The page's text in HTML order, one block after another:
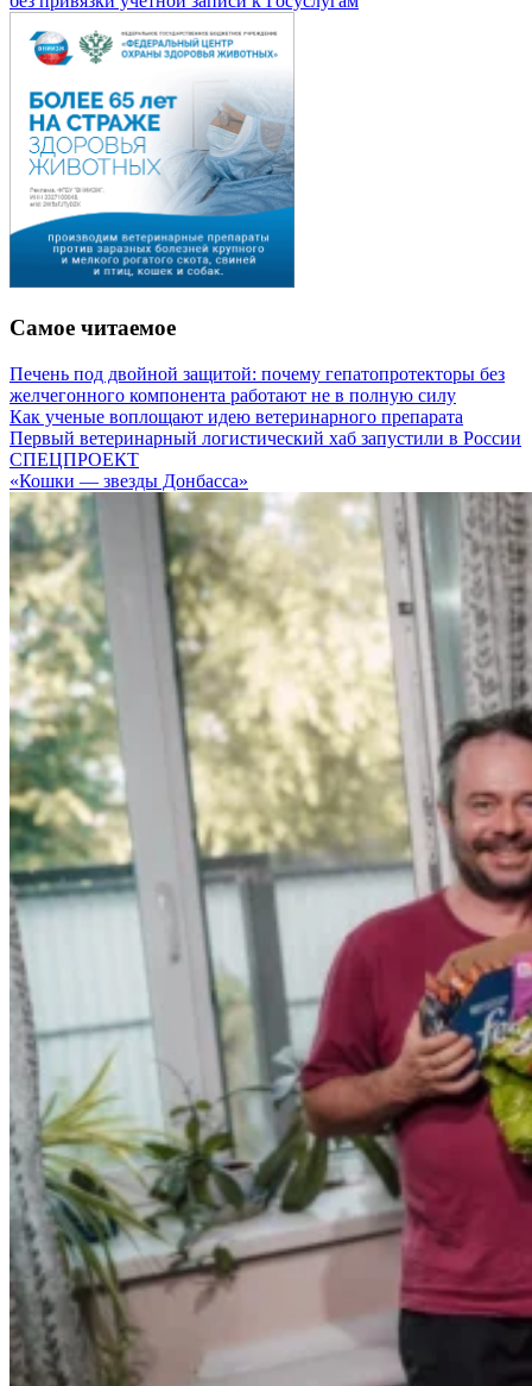
Самое читаемое
Печень под двойной защитой: почему гепатопротекторы без
желчегонного компонента работают не в полную силу
Как ученые воплощают идею ветеринарного препарата
Первый ветеринарный логистический хаб запустили в России
СПЕЦПРОЕКТ
«Кошки — звезды Донбасса»